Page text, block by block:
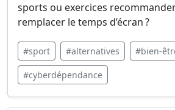
sports ou exercices
remplacer le temps d’écran ?
#sport #alternatives #bien-
#cyberdépendance